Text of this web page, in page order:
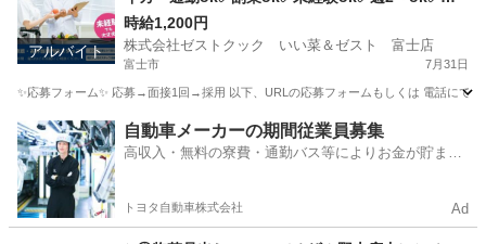
アルバイト
給あり✅扶養内ok
時給1,200円
株式会社ゼストクック いい菜＆ゼスト 富士店
富士市 7月31日
✨応募フォーム✨ 応募→面接1回→採用 以下、URLの応募フォームもしくは 電話にて
静岡 富士市 キッチン スタッフ
自動車メーカーの期間従業員募集
高収入・無料の寮費・通勤バス等によりお金が貯まり
トヨタ自動車株式会社 Ad